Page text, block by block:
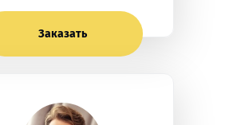
Заказать